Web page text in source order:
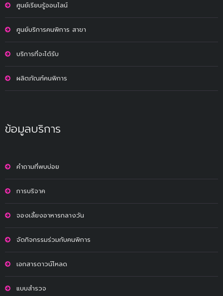
ศูนย์เรียนรู้ออนไลน์
ศูนย์บริการคนพิการ สาขา
บริการที่จะได้รับ
ผลิตภัณฑ์คนพิการ
ข้อมูลบริการ
คำถามที่พบบ่อย
การบริจาค
จองเลี้ยงอาหารกลางวัน
จัดกิจกรรมร่วมกับคนพิการ
เอกสารดาวน์โหลด
แบบสำรวจ